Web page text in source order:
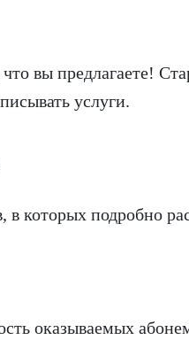
вы предлагаете!
услуги.
в которых подробно
оказываемых